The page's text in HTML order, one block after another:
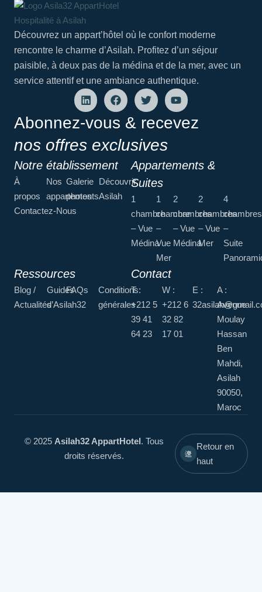
Découvrez un appart’hôtel où le confort moderne
rencontre le charme d’Asilah. Profitez d’un séjour
paisible, à deux pas de la médina et de la mer, avec un
service attentif et une ambiance authentique.
Abonnez-vous & recevez
nos offres exclusives
Notre établissement
À
propos
Nos
appartements
Galerie
photos
Découvrir
Asilah
Contactez-Nous
Appartements &
Suites
1
chambre
– Vue
Médina
1
chambre
–
Vue
Mer
2
chambres
– Vue
Médina
2
chambres
– Vue
Mer
4
chambres
–
Suite
Ressources
Blog /
Actualités
Guides
d’Asilah32
FAQs
Conditions
générales
Contact
T :
+212 5
39 41
64 23
W :
+212 6
32 82
17 01
E :
A :
Avenue
Moulay
Hassan
Ben
Mahdi,
Asilah
90050,
Maroc
© 2025 Asilah32 AppartHotel. Tous
droits réservés.
Retour en
haut